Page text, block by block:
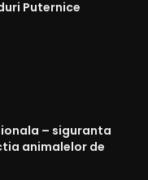
Puternice
– siguranta
animalelor de